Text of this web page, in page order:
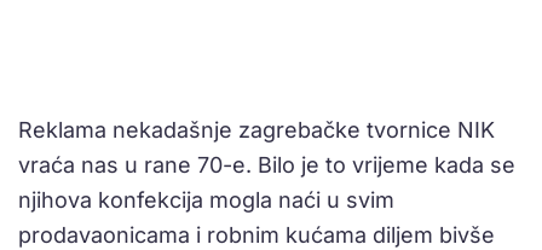
Reklama nekadašnje zagrebačke tvornice NIK
vraća nas u rane 70-e. Bilo je to vrijeme kada se
njihova konfekcija mogla naći u svim
prodavaonicama i robnim kućama diljem bivše